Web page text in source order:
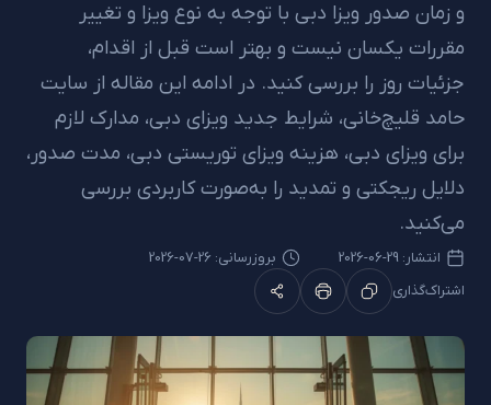
صدور ویزا دبی با توجه به نوع ویزا و تغییر
یکسان نیست و بهتر است قبل از اقدام،
روز را بررسی کنید. در ادامه این مقاله از سایت
شرایط جدید ویزای دبی، مدارک لازم
دبی، هزینه ویزای توریستی دبی، مدت صدور،
ریجکتی و تمدید را به‌صورت کاربردی بررسی
29-06-2026
بروزرسانی: 26-07-2026